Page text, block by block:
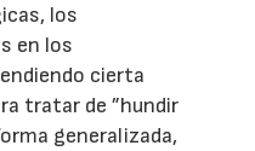
los
en los
cierta
tratar de ”hundir
generalizada,